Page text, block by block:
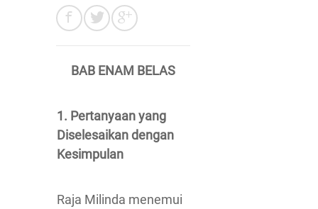
BAB ENAM BELAS
1. Pertanyaan yang
Diselesaikan dengan
Kesimpulan
Raja Milinda menemui